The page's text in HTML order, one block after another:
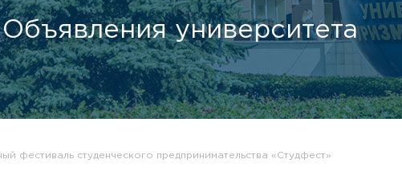
Объявления университета
фестиваль студенческого предпринимательства «Студфест»